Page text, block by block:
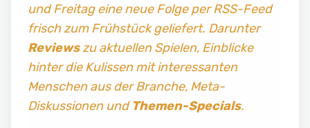
und Freitag eine neue Folge per RSS-Feed
frisch zum Frühstück geliefert. Darunter
Reviewszu aktuellen Spielen, Einblicke
hinter die Kulissen mit interessanten
Menschen aus der Branche, Meta-
Diskussionen und Themen-Specials.